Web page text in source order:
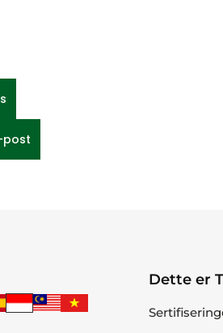
Dette er
post